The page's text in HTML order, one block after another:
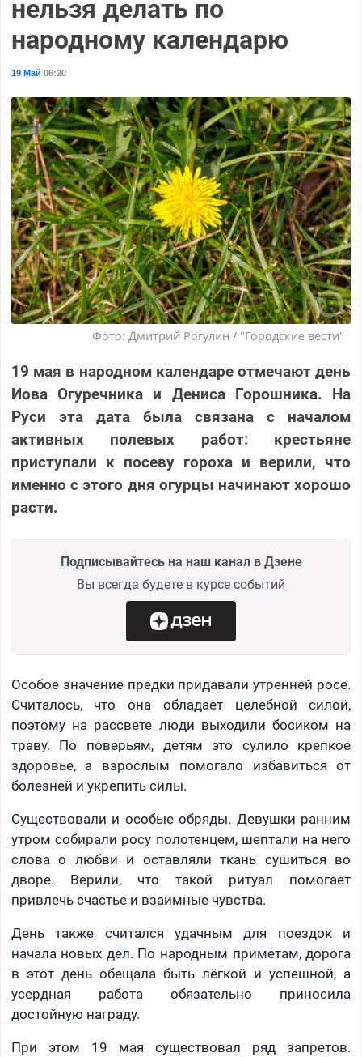
нельзя делать по
народному календарю
19 Май 06:20
Фото: Дмитрий Рогулин / "Городские вести"
19 мая в народном календаре отмечают день
Иова Огуречника и Дениса Горошника. На
Руси эта дата была связана с началом
активных полевых работ: крестьяне
приступали к посеву гороха и верили, что
именно с этого дня огурцы начинают хорошо
расти.
Подписывайтесь на наш канал в Дзене
Вы всегда будете в курсе событий
Особое значение предки придавали утренней росе.
Считалось, что она обладает целебной силой,
поэтому на рассвете люди выходили босиком на
траву. По поверьям, детям это сулило крепкое
здоровье, а взрослым помогало избавиться от
болезней и укрепить силы.
Существовали и особые обряды. Девушки ранним
утром собирали росу полотенцем, шептали на него
слова о любви и оставляли ткань сушиться во
дворе. Верили, что такой ритуал помогает
привлечь счастье и взаимные чувства.
День также считался удачным для поездок и
начала новых дел. По народным приметам, дорога
в этот день обещала быть лёгкой и успешной, а
усердная работа обязательно приносила
достойную награду.
При этом 19 мая существовал ряд запретов.